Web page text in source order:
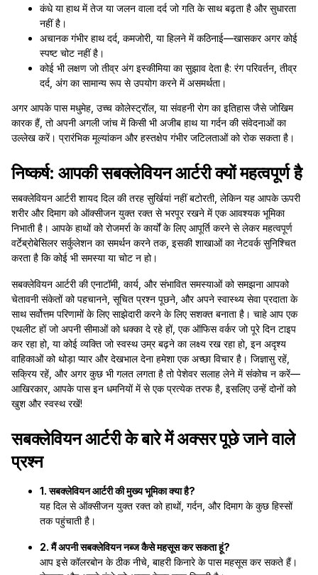
कंधे या हाथ में तेज या जलन वाला दर्द जो गति के साथ बढ़ता है और सुधारता
नहीं है।
अचानक गंभीर हाथ दर्द, कमजोरी, या हिलने में कठिनाई—खासकर अगर कोई
स्पष्ट चोट नहीं है।
कोई भी लक्षण जो तीव्र अंग इस्कीमिया का सुझाव देता है: रंग परिवर्तन, तीव्र
दर्द, अंग का सामान्य रूप से उपयोग करने में असमर्थता।
अगर आपके पास मधुमेह, उच्च कोलेस्ट्रॉल, या संवहनी रोग का इतिहास जैसे जोखिम
कारक हैं, तो अपनी अगली जांच में किसी भी अजीब हाथ या गर्दन की संवेदनाओं का
उल्लेख करें। प्रारंभिक मूल्यांकन और हस्तक्षेप गंभीर जटिलताओं को रोक सकता है।
निष्कर्ष: आपकी सबक्लेवियन आर्टरी क्यों महत्वपूर्ण है
सबक्लेवियन आर्टरी शायद दिल की तरह सुर्खियां नहीं बटोरती, लेकिन यह आपके ऊपरी
शरीर और दिमाग को ऑक्सीजन युक्त रक्त से भरपूर रखने में एक आवश्यक भूमिका
निभाती है। आपके हाथों को रोजमर्रा के कार्यों के लिए आपूर्ति करने से लेकर महत्वपूर्ण
वर्टेब्रोबेसिलर सर्कुलेशन का समर्थन करने तक, इसकी शाखाओं का नेटवर्क सुनिश्चित
करता है कि कोई भी समस्या या चोट न हो।
सबक्लेवियन आर्टरी की एनाटॉमी, कार्य, और संभावित समस्याओं को समझना आपको
चेतावनी संकेतों को पहचानने, सूचित प्रश्न पूछने, और अपने स्वास्थ्य सेवा प्रदाता के
साथ सर्वोत्तम परिणामों के लिए साझेदारी करने के लिए सशक्त बनाता है। चाहे आप एक
एथलीट हों जो अपनी सीमाओं को धक्का दे रहे हों, एक ऑफिस वर्कर जो पूरे दिन टाइप
कर रहा हो, या कोई व्यक्ति जो स्वस्थ उम्र बढ़ने का लक्ष्य रख रहा हो, इन अदृश्य
वाहिकाओं को थोड़ा प्यार और देखभाल देना हमेशा एक अच्छा विचार है। जिज्ञासु रहें,
सक्रिय रहें, और अगर कुछ भी गलत लगता है तो पेशेवर सलाह लेने में संकोच न करें—
आखिरकार, आपके पास इन धमनियों में से एक प्रत्येक तरफ है, इसलिए उन्हें दोनों को
खुश और स्वस्थ रखें!
सबक्लेवियन आर्टरी के बारे में अक्सर पूछे जाने वाले
प्रश्न
1. सबक्लेवियन आर्टरी की मुख्य भूमिका क्या है?
यह दिल से ऑक्सीजन युक्त रक्त को हाथों, गर्दन, और दिमाग के कुछ हिस्सों
तक पहुंचाती है।
2. मैं अपनी सबक्लेवियन नब्ज कैसे महसूस कर सकता हूं?
आप इसे कॉलरबोन के ठीक नीचे, बाहरी किनारे के पास महसूस कर सकते हैं।